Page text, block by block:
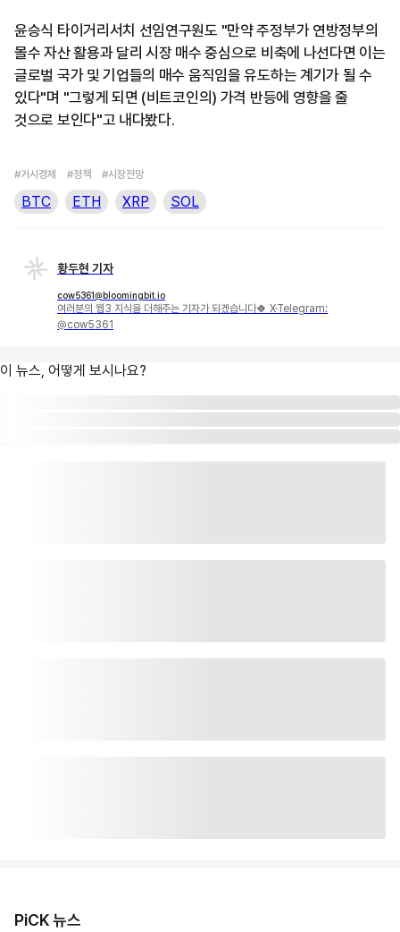
윤승식 타이거리서치 선임연구원도 "만약 주정부가 연방정부의
몰수 자산 활용과 달리 시장 매수 중심으로 비축에 나선다면 이는
글로벌 국가 및 기업들의 매수 움직임을 유도하는 계기가 될 수
있다"며 "그렇게 되면 (비트코인의) 가격 반등에 영향을 줄
것으로 보인다"고 내다봤다.
#거시경제 #정책 #시장전망
BTC ETH XRP SOL
황두현 기자
cow5361@bloomingbit.io
여러분의 웹3 지식을 더해주는 기자가 되겠습니다🍀 X·Telegram:
@cow5361
이 뉴스, 어떻게 보시나요?
PiCK 뉴스